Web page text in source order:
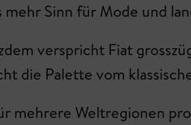
Sinn für Mode und
verspricht Fiat
die Palette vom
mehrere Weltregionen